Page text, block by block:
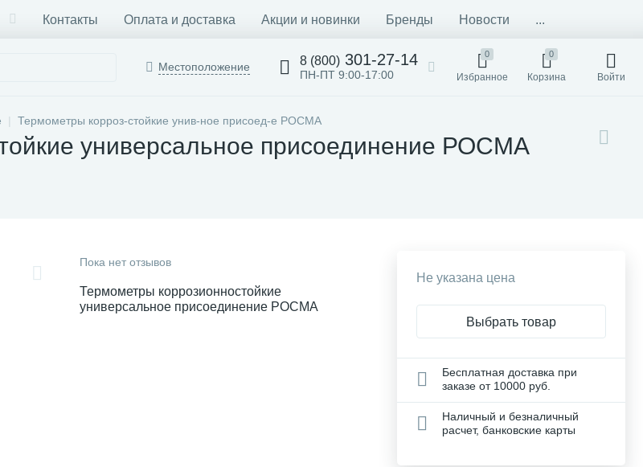
Контакты Оплата и доставка Акции и новинки Бренды Новости ...
Местоположение 8 (800) 301-27-14
ПН-ПТ 9:00-17:00
0
Избранное
0
Корзина Войти
Термометры корроз-стойкие унив-ное присоед-е РОСМА
универсальное присоединение РОСМА
Пока нет отзывов
Термометры коррозионностойкие
универсальное присоединение РОСМА
Не указана цена
Выбрать товар
Бесплатная доставка при
заказе от 10000 руб.
Наличный и безналичный
расчет, банковские карты